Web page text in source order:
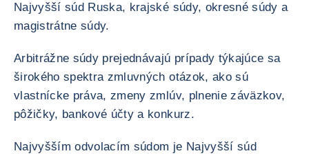
Najvyšší súd Ruska, krajské súdy, okresné súdy a
magistrátne súdy.
Arbitrážne súdy prejednávajú prípady týkajúce sa
širokého spektra zmluvných otázok, ako sú
vlastnícke práva, zmeny zmlúv, plnenie záväzkov,
pôžičky, bankové účty a konkurz.
Najvyšším odvolacím súdom je Najvyšší súd